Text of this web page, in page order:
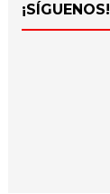
¡SÍGUENOS!